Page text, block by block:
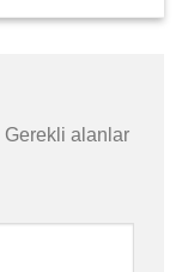
Gerekli alanlar